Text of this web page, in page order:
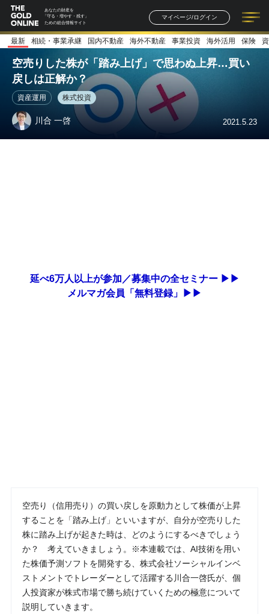
あなたの財産を
「守る・増やす・残す」
ための総合情報サイト
マイページ/ログイン
記事一覧 連載一覧
著者一覧 書籍一覧
最新 相続・事業承継 国内不動産 海外不動産 事業投資 海外活用 保険
空売りした株が「踏み上げ」で思わぬ上昇…買い
戻しは正解か？
資産運用 株式投資
川合 一啓 2021.5.23
延べ6万人以上が参加／募集中の全セミナー ▶▶
メルマガ会員「無料登録」▶▶
空売り（信用売り）の買い戻しを原動力として株価が上昇
することを「踏み上げ」といいますが、自分が空売りした
株に踏み上げが起きた時は、どのようにするべきでしょう
か？ 考えていきましょう。※本連載では、AI技術を用い
た株価予測ソフトを開発する、株式会社ソーシャルインベ
ストメントでトレーダーとして活躍する川合一啓氏が、個
人投資家が株式市場で勝ち続けていくための極意について
説明していきます。